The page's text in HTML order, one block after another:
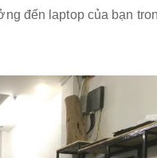
đến laptop của bạn